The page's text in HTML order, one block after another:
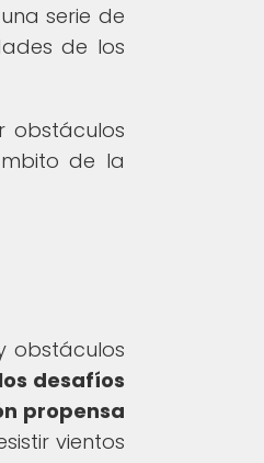
serie de
de los
obstáculos
de la
obstáculos
desafíos
propensa
vientos